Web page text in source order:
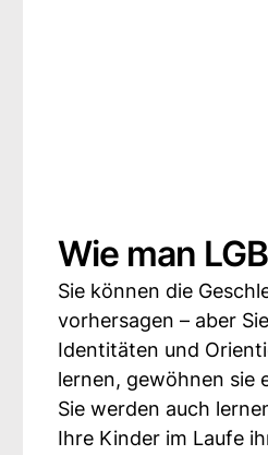
Wie man
Sie können die
vorhersagen – aber
Identitäten und
lernen, gewöhnen sie
Sie werden auch
Ihre Kinder im Laufe